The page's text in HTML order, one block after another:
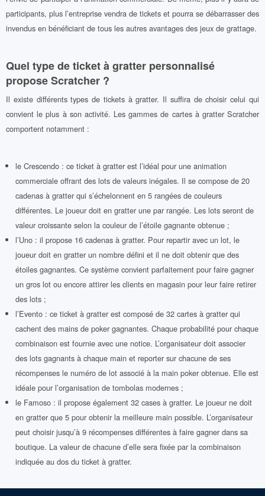
participants, plus l’entreprise vendra de tickets et pourra se débarrasser des
invendus en bénéficiant de tous les autres avantages des jeux de grattage.
Quel type de ticket à gratter personnalisé
propose Scratcher ?
Il existe différents types de tickets à gratter. Il suffira de choisir celui qui
convient le plus à son activité. Les gammes de cartes à gratter Scratcher
comportent notamment :
le Crescendo : ce ticket à gratter est l’idéal pour une animation
commerciale offrant des lots de valeurs inégales. Il se compose de 20
cadenas à gratter qui s’échelonnent en 5 rangées de couleurs
différentes. Le joueur doit en gratter une par rangée. Les lots seront de
valeur croissante selon la couleur de l’étoile gagnante obtenue ;
l’Uno : il propose 16 cadenas à gratter. Pour repartir avec un lot, le
joueur doit en gratter un nombre défini et il ne doit obtenir que des
étoiles gagnantes. Ce système convient parfaitement pour faire gagner
un gros lot ou encore attirer les clients en magasin pour leur faire retirer
des lots ;
l’Evento : ce ticket à gratter est composé de 32 cartes à gratter qui
cachent des mains de poker gagnantes. Chaque probabilité pour chaque
combinaison est fournie avec une notice. L’organisateur doit associer
des lots gagnants à chaque main et reporter sur chacune de ses
récompenses le numéro de lot associé à la main poker obtenue. Elle est
idéale pour l’organisation de tombolas modernes ;
le Famoso : il propose également 32 cases à gratter. Le joueur ne doit
en gratter que 5 pour obtenir la meilleure main possible. L’organisateur
peut choisir jusqu’à 9 récompenses différentes à faire gagner dans sa
boutique. La valeur de chacune d’elle sera fixée par la combinaison
indiquée au dos du ticket à gratter.